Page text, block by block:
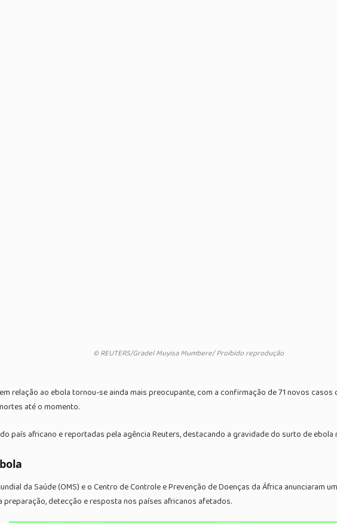
© REUTERS/Gradel Muyisa Mumbere/ Proibido reprodução
relação ao ebola tornou-se ainda mais preocupante, com a confirmação de 71 novos
até o momento.
país africano e reportadas pela agência Reuters, destacando a gravidade do surto de ebola
da Saúde (OMS) e o Centro de Controle e Prevenção de Doenças da África anunciaram
detecção e resposta nos países africanos afetados.